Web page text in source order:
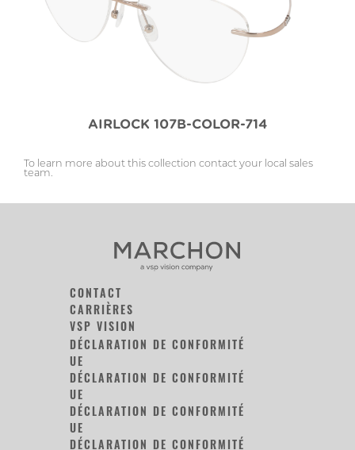
AIRLOCK 107B-COLOR-714
To learn more about this collection contact your local sales
team.
CONTACT
CARRIÈRES
VSP VISION
DÉCLARATION DE CONFORMITÉ
UE
DÉCLARATION DE CONFORMITÉ
UE
DÉCLARATION DE CONFORMITÉ
UE
DÉCLARATION DE CONFORMITÉ